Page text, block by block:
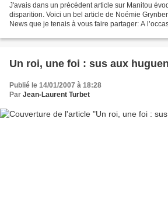
J'avais dans un précédent article sur Manitou
disparition. Voici un bel article de Noémie
News que je tenais à vous faire partager: A
Un roi, une foi : sus aux
Publié le 14/01/2007 à 18:28
Par Jean-Laurent Turbet